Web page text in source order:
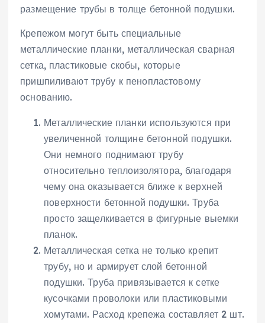
размещение трубы в толще бетонной подушки.
Крепежом могут быть специальные
металлические планки, металлическая сварная
сетка, пластиковые скобы, которые
пришпиливают трубу к пенопластовому
основанию.
Металлические планки используются при
увеличенной толщине бетонной подушки.
Они немного поднимают трубу
относительно теплоизолятора, благодаря
чему она оказывается ближе к верхней
поверхности бетонной подушки. Труба
просто защелкивается в фигурные выемки
планок.
Металлическая сетка не только крепит
трубу, но и армирует слой бетонной
подушки. Труба привязывается к сетке
кусочками проволоки или пластиковыми
хомутами. Расход крепежа составляет 2 шт.